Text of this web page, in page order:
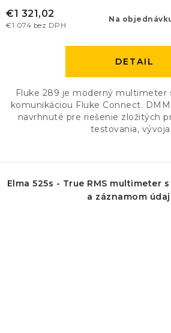
Na
€1 074 bez DPH
€1 321,02
DETAIL
Fluke 289 je moderný multimeter
komunikáciou Fluke Connect.
navrhnuté pre riešenie zložitých
testovania,
Elma 525s - True RMS multimeter
a záznamom